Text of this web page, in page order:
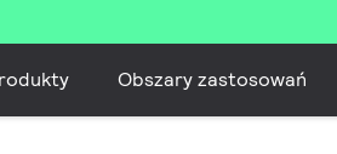
Obszary zastosowań